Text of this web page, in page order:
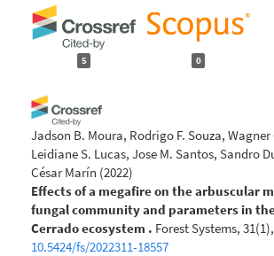
5 0
Jadson B. Moura, Rodrigo F. Souza,
Leidiane S. Lucas, Jose M. Santos, Sandro
César Marín (2022)
Effects of a megafire on the arbuscular
fungal community and parameters in
Cerrado ecosystem . Forest Systems,
10.5424/fs/2022311-18557